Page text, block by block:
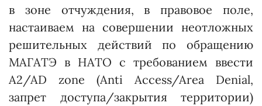
в зоне отчуждения, в правовое поле,
настаиваем на совершении неотложных
решительных действий по обращению
МАГАТЭ в НАТО с требованием ввести
А2/АD zone (Anti Access/Area Denial,
запрет доступа/закрытия территории)